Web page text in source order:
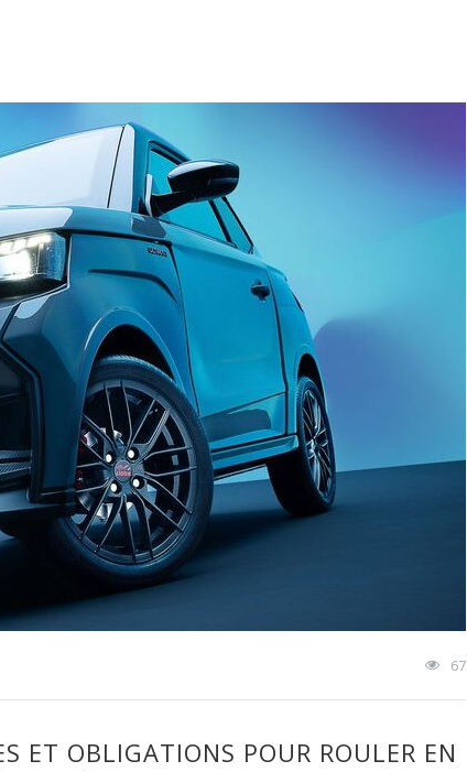
67
ET OBLIGATIONS POUR ROULER EN